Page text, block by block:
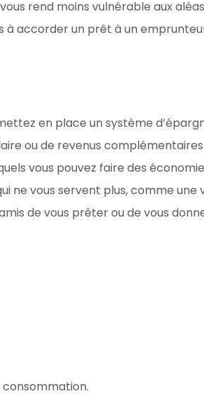
rend moins vulnérable aux
à accorder un prêt à un
en place un système
ou de revenus complémentaires.
vous pouvez faire des
ne vous servent plus, comme
de vous prêter ou de vous
consommation.